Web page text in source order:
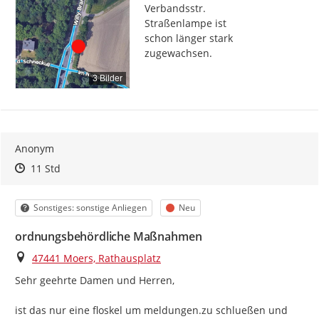
3 Bilder
Verbandsstr.
Straßenlampe ist
schon länger stark
zugewachsen.
Anonym
Zeitpunkt des Erstellens
Zeitpunkt des Erstellens
11 StdZur Äußerung
Kategorie
Sonstiges: sonstige Anliegen Status
Neu
ordnungsbehördliche Maßnahmen
Ort
47441 Moers, Rathausplatz
Sehr geehrte Damen und Herren,
ist das nur eine floskel um meldungen.zu schlueßen und